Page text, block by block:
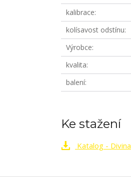
kalibrace
kolísavost odstínu
Výrobce
kvalita
balení
Ke stažení
Katalog - Divina